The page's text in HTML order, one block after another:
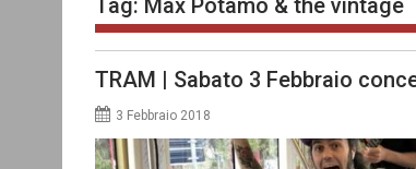
TRAM | Sabato 3 Febbraio
3 Febbraio 2018